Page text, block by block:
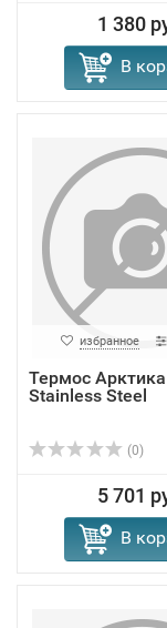
1 380
В
избранное
Термос
Stainless Steel
(0)
5 701
В